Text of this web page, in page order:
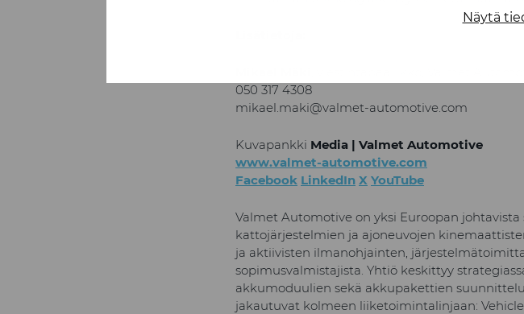
Näytä
050 317 4308
mikael.maki@valmet-automotive.com
Kuvapankki Media | Valmet Automotive
www.valmet-automotive.com
Facebook LinkedIn X YouTube
Valmet Automotive on yksi Euroopan
kattojärjestelmien ja ajoneuvojen
ja aktiivisten ilmanohjainten,
sopimusvalmistajista. Yhtiö keskittyy
akkumoduulien sekä akkupakettien
jakautuvat kolmeen liiketoimintalinjaan: